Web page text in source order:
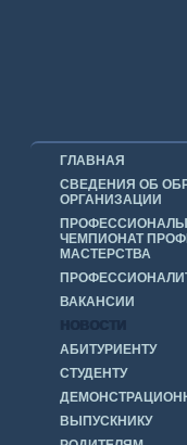
ГЛАВНАЯ
СВЕДЕНИЯ ОБ
ОРГАНИЗАЦИИ
ЧЕМПИОНАТ
МАСТЕРСТВА
ВАКАНСИИ
АБИТУРИЕНТУ
СТУДЕНТУ
ВЫПУСКНИКУ